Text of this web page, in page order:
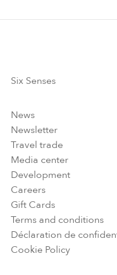
Six Senses
News
Newsletter
Travel trade
Media center
Development
Careers
Gift Cards
Terms and conditions
Déclaration de
Cookie Policy